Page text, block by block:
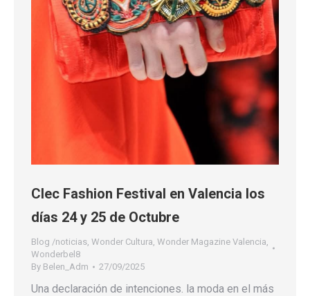
Clec Fashion Festival en Valencia los
días 24 y 25 de Octubre
Blog /noticias Wonder Cultura Wonder Magazine Valencia
Wonderbel8
By Belen_Adm 27/09/2025
Una declaración de intenciones. la moda en el más